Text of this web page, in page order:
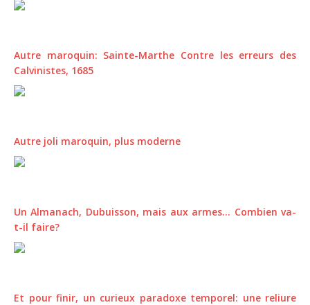
Autre maroquin: Sainte-Marthe Contre les erreurs des
Calvinistes, 1685
Autre joli maroquin, plus moderne
Un Almanach, Dubuisson, mais aux armes… Combien va-
t-il faire?
Et pour finir, un curieux paradoxe temporel: une reliure